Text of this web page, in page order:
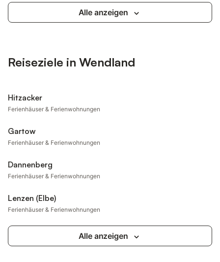
Alle anzeigen
Reiseziele in Wendland
Hitzacker
Ferienhäuser & Ferienwohnungen
Gartow
Ferienhäuser & Ferienwohnungen
Dannenberg
Ferienhäuser & Ferienwohnungen
Lenzen (Elbe)
Ferienhäuser & Ferienwohnungen
Alle anzeigen